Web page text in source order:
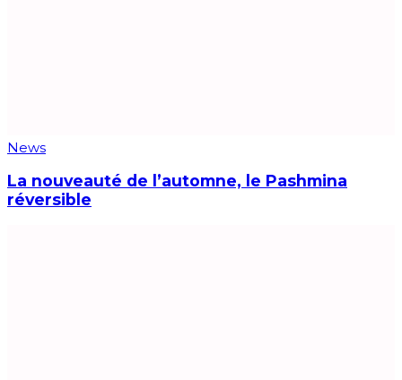
News
La nouveauté de l’automne, le Pashmina
réversible